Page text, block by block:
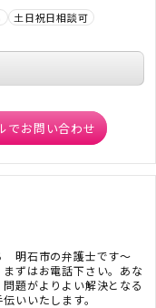
土日祝日相談可
でお問い合わせ
明石市の弁護士です～
ずはお電話下さい。あな
題がよりよい解決となる
いいたします。